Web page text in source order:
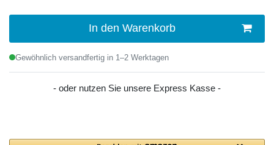
In den Warenkorb
Gewöhnlich versandfertig in 1–2 Werktagen
- oder nutzen Sie unsere Express Kasse -